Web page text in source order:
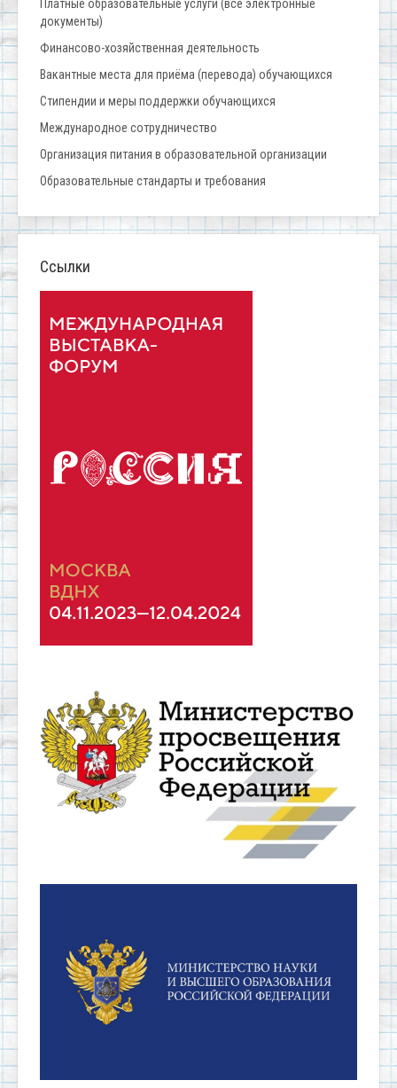
Платные образовательные услуги (все электронные
документы)
Финансово-хозяйственная деятельность
Вакантные места для приёма (перевода) обучающихся
Стипендии и меры поддержки обучающихся
Международное сотрудничество
Организация питания в образовательной организации
Образовательные стандарты и требования
Ссылки